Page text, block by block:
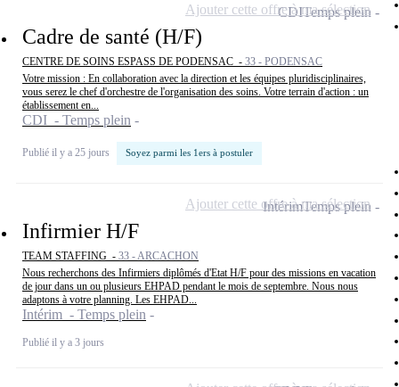
Cadre de santé (H/F)
CENTRE DE SOINS ESPASS DE PODENSAC - 33 - PODENSAC
Votre mission : En collaboration avec la direction et les équipes pluridisciplinaires,
vous serez le chef d'orchestre de l'organisation des soins. Votre terrain d'action : un
établissement en...
CDI - Temps plein
Publié il y a 25 jours Soyez parmi les 1ers à postuler
CDITemps plein
Ajouter cette offre à ma sélection
Infirmier H/F
TEAM STAFFING - 33 - ARCACHON
Nous recherchons des Infirmiers diplômés d'Etat H/F pour des missions en vacation
de jour dans un ou plusieurs EHPAD pendant le mois de septembre. Nous nous
adaptons à votre planning. Les EHPAD...
Intérim - Temps plein
Publié il y a 3 jours
IntérimTemps plein
Ajouter cette offre à ma sélection